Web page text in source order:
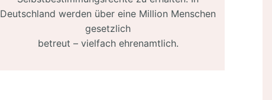
Deutschland werden über eine Million Menschen
gesetzlich
betreut – vielfach ehrenamtlich.